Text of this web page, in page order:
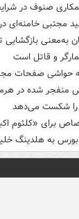
همکاری صنوف در
مجتبی خامنه‌ای
به‌معنی
و قاتل است
به حواشی صفحات
منفجر شده در
را شکست می‌دهد